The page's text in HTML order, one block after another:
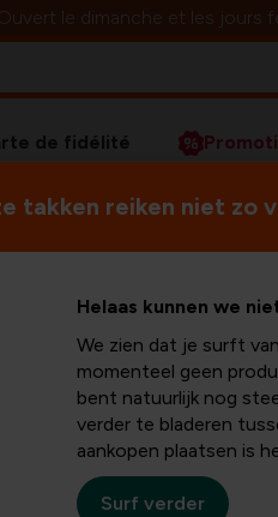
le dimanche et les jours
de fidélité
contre les rats et les souris
takken reiken niet zo
Helaas kunnen we
We zien dat je surft
momenteel geen
bent natuurlijk nog
verder te bladeren
aankopen plaatsen is
Surf verder